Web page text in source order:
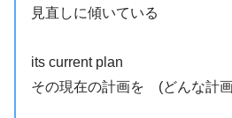
見直しに傾いている
its current plan
その現在の計画を (どんな計